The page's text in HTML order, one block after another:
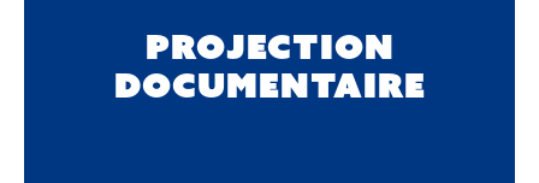
Projection
documentaire